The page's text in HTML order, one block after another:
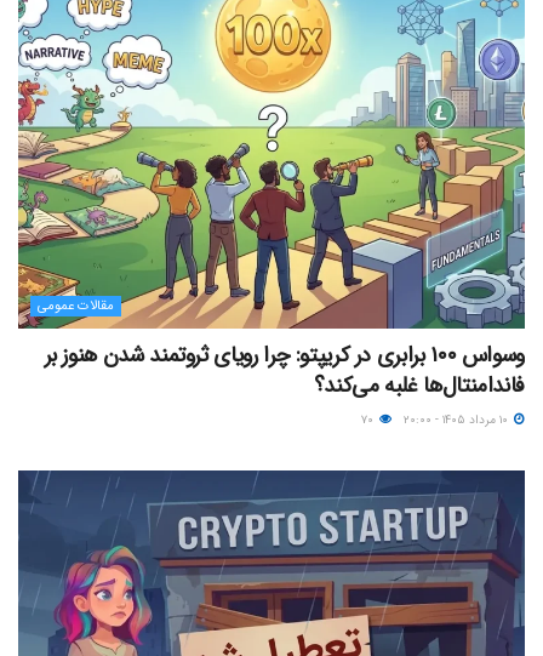
مقالات عمومی
وسواس ۱۰۰ برابری در کریپتو: چرا رویای ثروتمند شدن هنوز بر
فاندامنتال‌ها غلبه می‌کند؟